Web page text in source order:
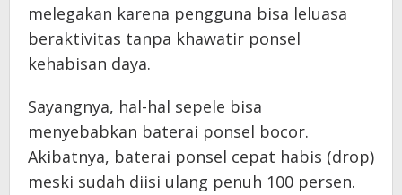
melegakan karena pengguna bisa leluasa
beraktivitas tanpa khawatir ponsel
kehabisan daya.
Sayangnya, hal-hal sepele bisa
menyebabkan baterai ponsel bocor.
Akibatnya, baterai ponsel cepat habis (drop)
meski sudah diisi ulang penuh 100 persen.